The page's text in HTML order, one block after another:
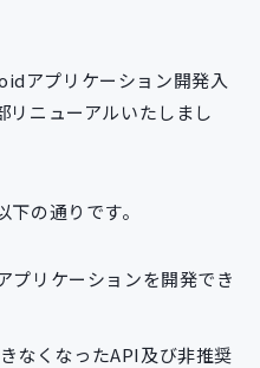
新入社員コース
アプリケーション開発入
リニューアルいたしまし
の通りです。
リケーションを開発でき
なくなったAPI及び非推奨